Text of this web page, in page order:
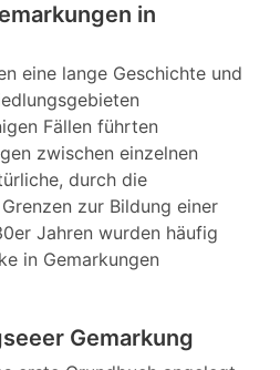
in
eine lange Geschichte und
Fällen führten
zwischen einzelnen
durch die
zur Bildung einer
Jahren wurden häufig
in Gemarkungen
Gemarkung